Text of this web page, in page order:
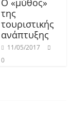
Ο «μύθος»
της
τουριστικής
ανάπτυξης
11/05/2017
0